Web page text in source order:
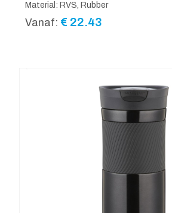
Material: RVS, Rubber
Vanaf: € 22.43